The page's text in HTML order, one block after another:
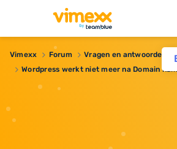
Vimexx Forum
Vragen en antwoorden
Wordpress werkt niet meer na Domain